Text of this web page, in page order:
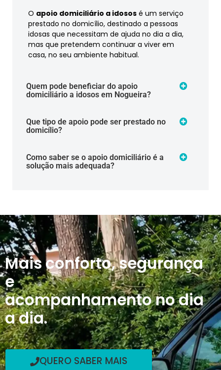
O apoio domiciliário a idosos é um serviço
prestado no domicílio, destinado a pessoas
idosas que necessitam de ajuda no dia a dia,
mas que pretendem continuar a viver em
casa, no seu ambiente habitual.
Quem pode beneficiar do apoio
domiciliário a idosos em Nogueira?
Que tipo de apoio pode ser prestado no
domicílio?
Como saber se o apoio domiciliário é a
solução mais adequada?
Mais conforto, segurança
e
acompanhamento no dia
a dia.
QUERO SABER MAIS